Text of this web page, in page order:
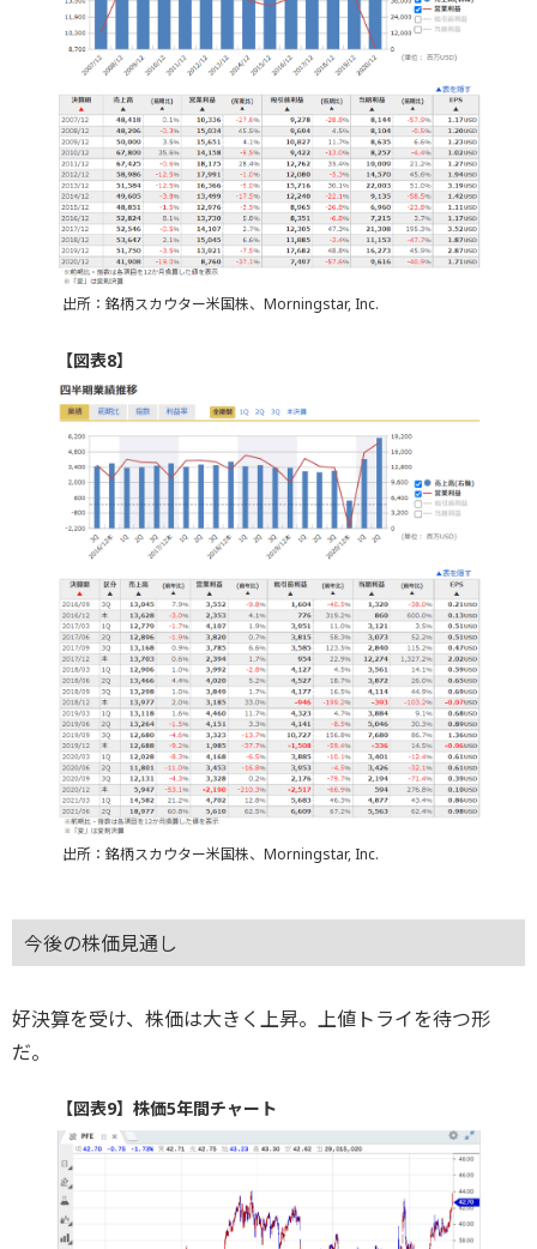
出所：銘柄スカウター米国株、Morningstar, Inc.
【図表8】
出所：銘柄スカウター米国株、Morningstar, Inc.
今後の株価見通し
好決算を受け、株価は大きく上昇。上値トライを待つ形
だ。
【図表9】株価5年間チャート